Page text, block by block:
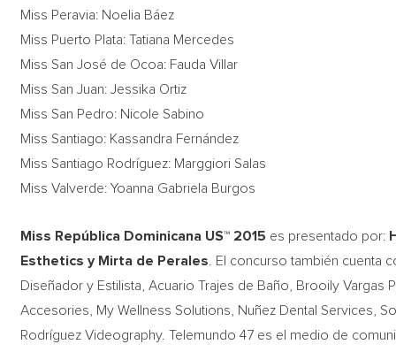
Miss Peravia: Noelia Báez
Miss Puerto Plata: Tatiana Mercedes
Miss San José de Ocoa: Fauda Villar
Miss San Juan: Jessika Ortiz
Miss San Pedro: Nicole Sabino
Miss Santiago: Kassandra Fernández
Miss Santiago Rodríguez: Marggiori Salas
Miss Valverde: Yoanna Gabriela Burgos
Miss República Dominicana US™ 2015 es presentado por:
Esthetics y Mirta de Perales . El concurso también cuenta
Diseñador y Estilista, Acuario Trajes de Baño, Brooily Vargas
Accesories, My Wellness Solutions, Nuñez Dental Services,
Rodríguez Videography. Telemundo 47 es el medio de